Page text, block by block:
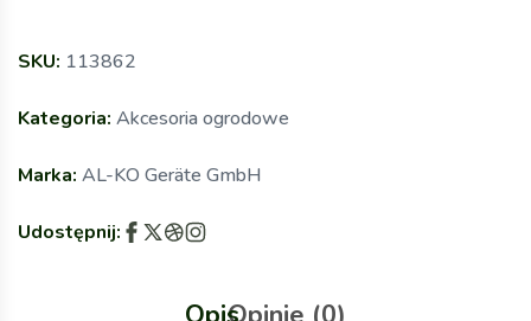
SKU: 113862
Kategoria: Akcesoria ogrodowe
Marka: AL-KO Geräte GmbH
Udostępnij: